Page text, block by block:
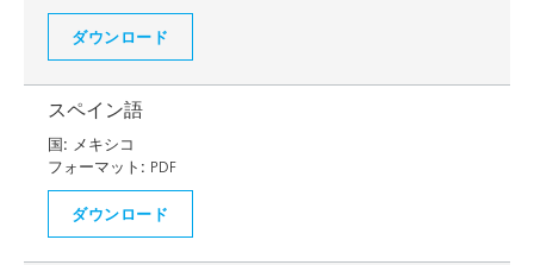
ダウンロード
スペイン語
国: メキシコ
フォーマット: PDF
ダウンロード